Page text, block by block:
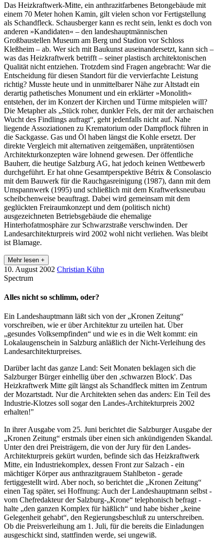
Das Heizkraftwerk-Mitte, ein anthrazitfarbenes Betongebäude mit
einem 70 Meter hohen Kamin, gilt vielen schon vor Fertigstellung
als Schandfleck. Schausberger kann es recht sein, lenkt es doch von
anderen »Kandidaten« – den landeshauptmännischen
Großbaustellen Museum am Berg und Stadion vor Schloss
Kleßheim – ab. Wer sich mit Baukunst auseinandersetzt, kann sich –
was das Heizkraftwerk betrifft – seiner plastisch architektonischen
Qualität nicht entziehen. Trotzdem sind Fragen angebracht: War die
Entscheidung für diesen Standort für die vervierfachte Leistung
richtig? Musste heute und in unmittelbarer Nähe zur Altstadt ein
derartig pathetisches Monument und ein erklärter »Monolith«
entstehen, der im Konzert der Kirchen und Türme mitspielen will?
Die Metapher als „Stück roher, dunkler Fels, der mit der archaischen
Wucht des Findlings aufragt“, geht jedenfalls nicht auf. Nahe
liegende Assoziationen zu Krematorium oder Dampflock führen in
die Sackgasse. Gas und Öl haben längst die Kohle ersetzt. Der
direkte Vergleich mit alternativen zeitgemäßen, unprätentiösen
Architekturkonzepten wäre lohnend gewesen. Der öffentliche
Bauherr, die heutige Salzburg AG, hat jedoch keinen Wettbewerb
durchgeführt. Er hat ohne Gesamtperspektive Bétrix & Consolascio
mit dem Bauwerk für die Rauchgasreinigung (1987), dann mit dem
Umspannwerk (1995) und schließlich mit dem Kraftwerksneubau
scheibchenweise beauftragt. Dabei wird gemeinsam mit dem
geglückten Freiraumkonzept und dem (politisch nicht)
ausgezeichneten Betriebsgebäude die ehemalige
Hinterhofatmosphäre zur Schwarzstraße verschwinden. Der
Landesarchitekturpreis wird 2002 wohl nicht verliehen. Was bleibt
ist Blamage.
Mehr lesen +
10. August 2002 Christian Kühn
Spectrum
Alles nicht so schlimm, oder?
Ein Landeshauptmann läßt sich von der „Kronen Zeitung“
vorschreiben, wie er über Architektur zu urteilen hat. Über
„gesundes Volksempfinden“ und wie es in die Welt kommt: ein
Lokalaugenschein in Salzburg anläßlich der Nicht-Verleihung des
Landesarchitekturpreises.
Darüber lacht das ganze Land: Seit Monaten beklagen sich die
Salzburger Bürger einhellig über den ,schwarzen Block'. Das
Heizkraftwerk Mitte gilt längst als Schandfleck mitten im Zentrum
der Mozartstadt. Nur die Architekten sehen das anders: Ein Teil des
Industrie-Klotzes soll sogar den Landes-Architekturpreis 2002
erhalten!"
In ihrer Ausgabe vom 25. Juni berichtet die Salzburger Ausgabe der
„Kronen Zeitung“ erstmals über einen sich ankündigenden Skandal.
Unter den drei Preisträgern, die von der Jury für den Landes-
Architekturpreis gekürt wurden, befinde sich das Heizkraftwerk
Mitte, ein Industriekomplex, dessen Front zur Salzach - ein
mächtiger Körper aus anthrazitgrauem Stahlbeton - gerade
fertiggestellt wird. Aber noch, so berichtet die „Kronen Zeitung“
einen Tag später, sei Hoffnung: Auch der Landeshauptmann selbst -
vom Chefredakteur der Salzburg-„Krone“ telephonisch befragt -
halte „den ganzen Komplex für häßlich“ und habe bisher „keine
Gelegenheit gehabt“, den Regierungsbeschluß zu unterschreiben.
Ob die Preisverleihung am 1. Juli, für die bereits die Einladungen
ausgeschickt sind, stattfinden werde, sei ungewiß.